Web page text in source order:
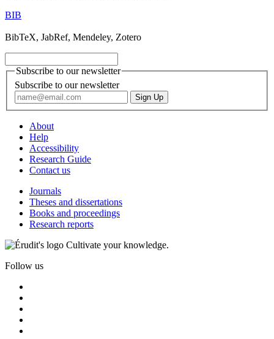
BIB
BibTeX, JabRef, Mendeley, Zotero
Subscribe to our newsletter
Subscribe to our newsletter
About
Help
Accessibility
Research Guide
Contact us
Journals
Theses and dissertations
Books and proceedings
Research reports
Cultivate your knowledge.
Follow us